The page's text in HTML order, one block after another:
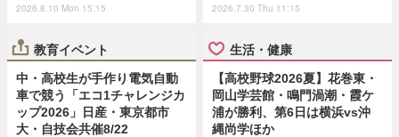
2026.8.10 Mon 15:15 2026.7.30 Thu 11:15
教育イベント
中・高校生が手作り電気自動
車で競う「エコ1チャレンジカ
ップ2026」日産・東京都市
大・自技会共催8/22
生活・健康
【高校野球2026夏】花巻東・
岡山学芸館・鳴門渦潮・霞ケ
浦が勝利、第6日は横浜vs沖
縄尚学ほか